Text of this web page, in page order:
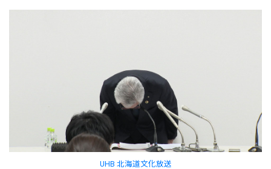
UHB 北海道文化放送